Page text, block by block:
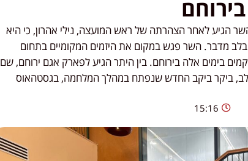
הגיע לאחר הצהרתה של ראש המועצה, נילי אהרון, כי היא
בלב מדבר. השר פגש במקום את היזמים המקומיים בתחום
בימים אלה בירוחם. בין היתר הגיע לפארק אגם ירוחם, שם
ביקר ביקב החדש שנפתח במהלך המלחמה, בגסטהאוס
15:16